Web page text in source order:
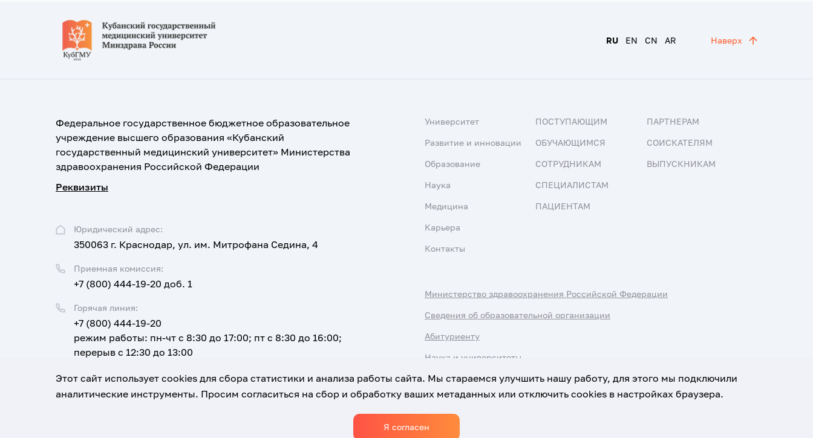
RU EN CN AR Наверх
Федеральное государственное бюджетное образовательное
учреждение высшего образования «Кубанский
государственный медицинский университет» Министерства
здравоохранения Российской Федерации
Реквизиты
Юридический адрес:
350063 г. Краснодар, ул. им. Митрофана Седина, 4
Приемная комиссия:
+7 (800) 444-19-20 доб. 1
Горячая линия:
+7 (800) 444-19-20
режим работы: пн-чт с 8:30 до 17:00; пт с 8:30 до 16:00;
перерыв с 12:30 до 13:00
Email:
corpus@ksma.ru
Университет
Развитие и инновации
Образование
Наука
Медицина
Карьера
Контакты
ПОСТУПАЮЩИМ
ОБУЧАЮЩИМСЯ
СОТРУДНИКАМ
СПЕЦИАЛИСТАМ
ПАЦИЕНТАМ
ПАРТНЕРАМ
СОИСКАТЕЛЯМ
ВЫПУСКНИКАМ
Министерство здравоохранения Российской Федерации
Сведения об образовательной организации
Абитуриенту
Наука и университеты
Политика обработки персональных данных
Этот сайт использует cookies для сбора статистики и анализа работы сайта. Мы стараемся улучшить нашу работу, для этого мы подключили
аналитические инструменты. Просим согласиться на сбор и обработку ваших метаданных или отключить cookies в настройках браузера.
Я согласен